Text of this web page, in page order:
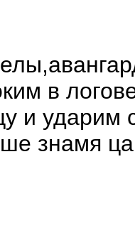
в
и ударим
знамя